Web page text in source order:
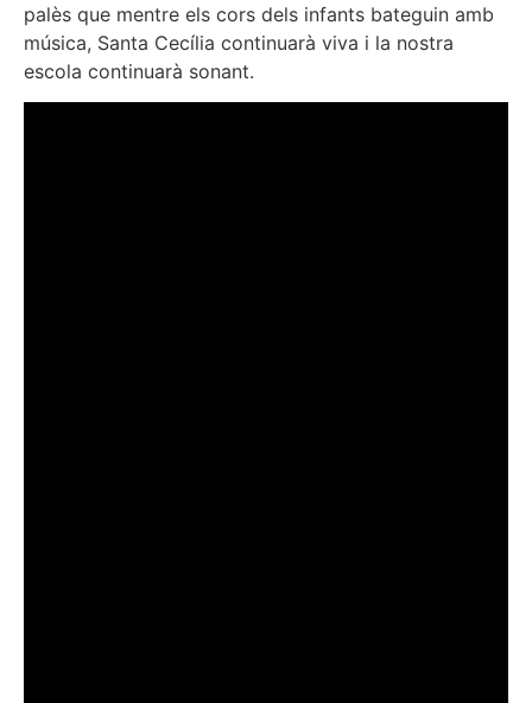
palès que mentre els cors dels infants bateguin amb
música, Santa Cecília continuarà viva i la nostra
escola continuarà sonant.